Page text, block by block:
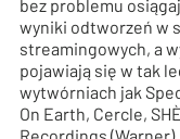
bez problemu
wyniki odtworzeń w
streamingowych, a
pojawiają się w tak
wytwórniach jak
On Earth, Cercle,